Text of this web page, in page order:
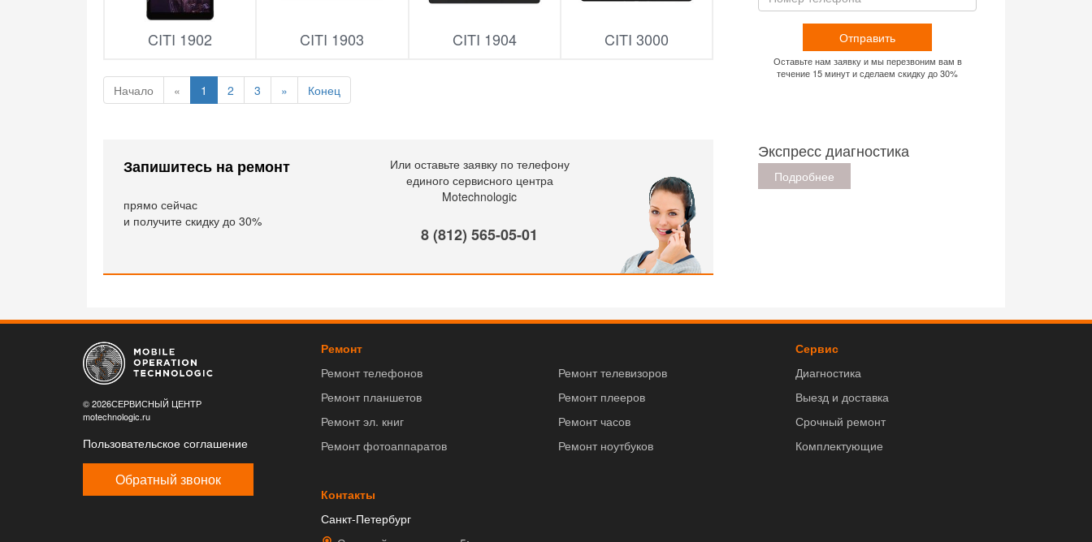
CITI 1902 CITI 1903 CITI 1904 CITI 3000
Начало « 1 2 3 » Конец
Запишитесь на ремонт
прямо сейчас
и получите скидку до 30%
Или оставьте заявку по телефону
единого сервисного центра
Motechnologic
8 (812) 565-05-01
Отправить
Оставьте нам заявку и мы перезвоним вам в
течение 15 минут и сделаем скидку до 30%
Экспресс диагностика
Подробнее
© 2026СЕРВИСНЫЙ ЦЕНТР
motechnologic.ru
Пользовательское соглашение
Обратный звонок
Ремонт
Ремонт телефонов
Ремонт планшетов
Ремонт эл. книг
Ремонт фотоаппаратов
Ремонт телевизоров
Ремонт плееров
Ремонт часов
Ремонт ноутбуков
Сервис
Диагностика
Выезд и доставка
Срочный ремонт
Комплектующие
Контакты
Санкт-Петербург